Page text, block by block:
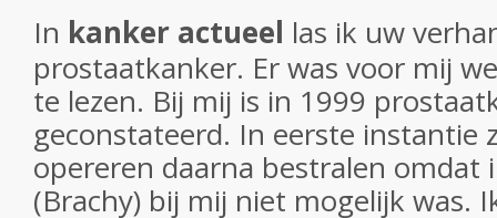
In kanker actueel las ik uw
prostaatkanker. Er was voor mij
te lezen. Bij mij is in 1999
geconstateerd. In eerste instantie
opereren daarna bestralen omdat
(Brachy) bij mij niet mogelijk was.